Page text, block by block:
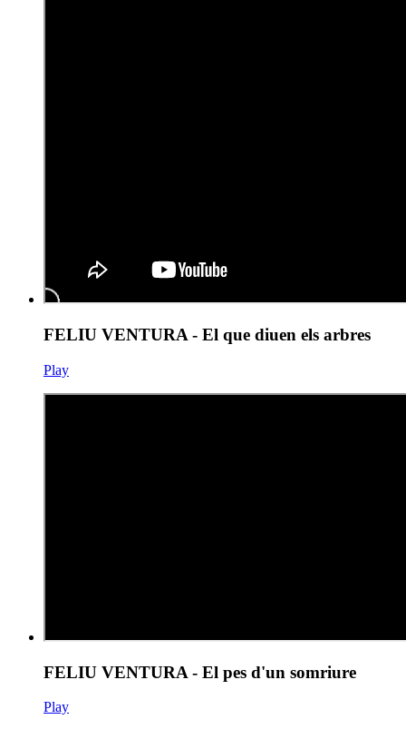
FELIU VENTURA - El que diuen els arbres
Play
FELIU VENTURA - El pes d'un somriure
Play